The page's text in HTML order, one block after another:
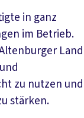
in ganz
im Betrieb.
Land
zu nutzen und
stärken.